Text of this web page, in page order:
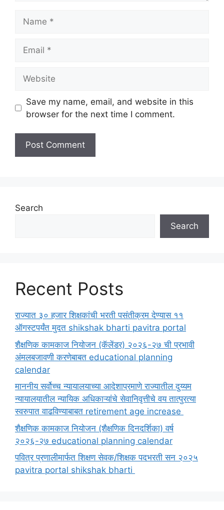
Save my name, email, and website in this
browser for the next time I comment.
Search
Search
Recent Posts
राज्यात ३० हजार शिक्षकांची भरती पसंतीक्रम देण्यास ११
ऑगस्टपर्यंत मुदत shikshak bharti pavitra portal
शैक्षणिक कामकाज नियोजन (कॅलेंडर) २०२६-२७ ची प्रभावी
अंमलबजावणी करणेबाबत educational planning
calendar
माननीय सर्वोच्च न्यायालयाच्या आदेशाप्रमाणे राज्यातील दुय्यम
न्यायालयातील न्यायिक अधिकाऱ्यांचे सेवानिवृत्तीचे वय तात्पुरत्या
स्वरुपात वाढविण्याबाबत retirement age increase
शैक्षणिक कामकाज नियोजन (शैक्षणिक दिनदर्शिका) वर्ष
२०२६-२७ educational planning calendar
पवित्र प्रणालीमार्फत शिक्षण सेवक/शिक्षक पदभरती सन २०२५
pavitra portal shikshak bharti